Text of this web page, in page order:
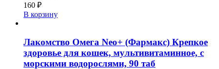
160 ₽
В корзину
Лакомство Омега Neo+ (Фармакс) Крепкое
здоровье для кошек, мультивитаминное, с
морскими водорослями, 90 таб